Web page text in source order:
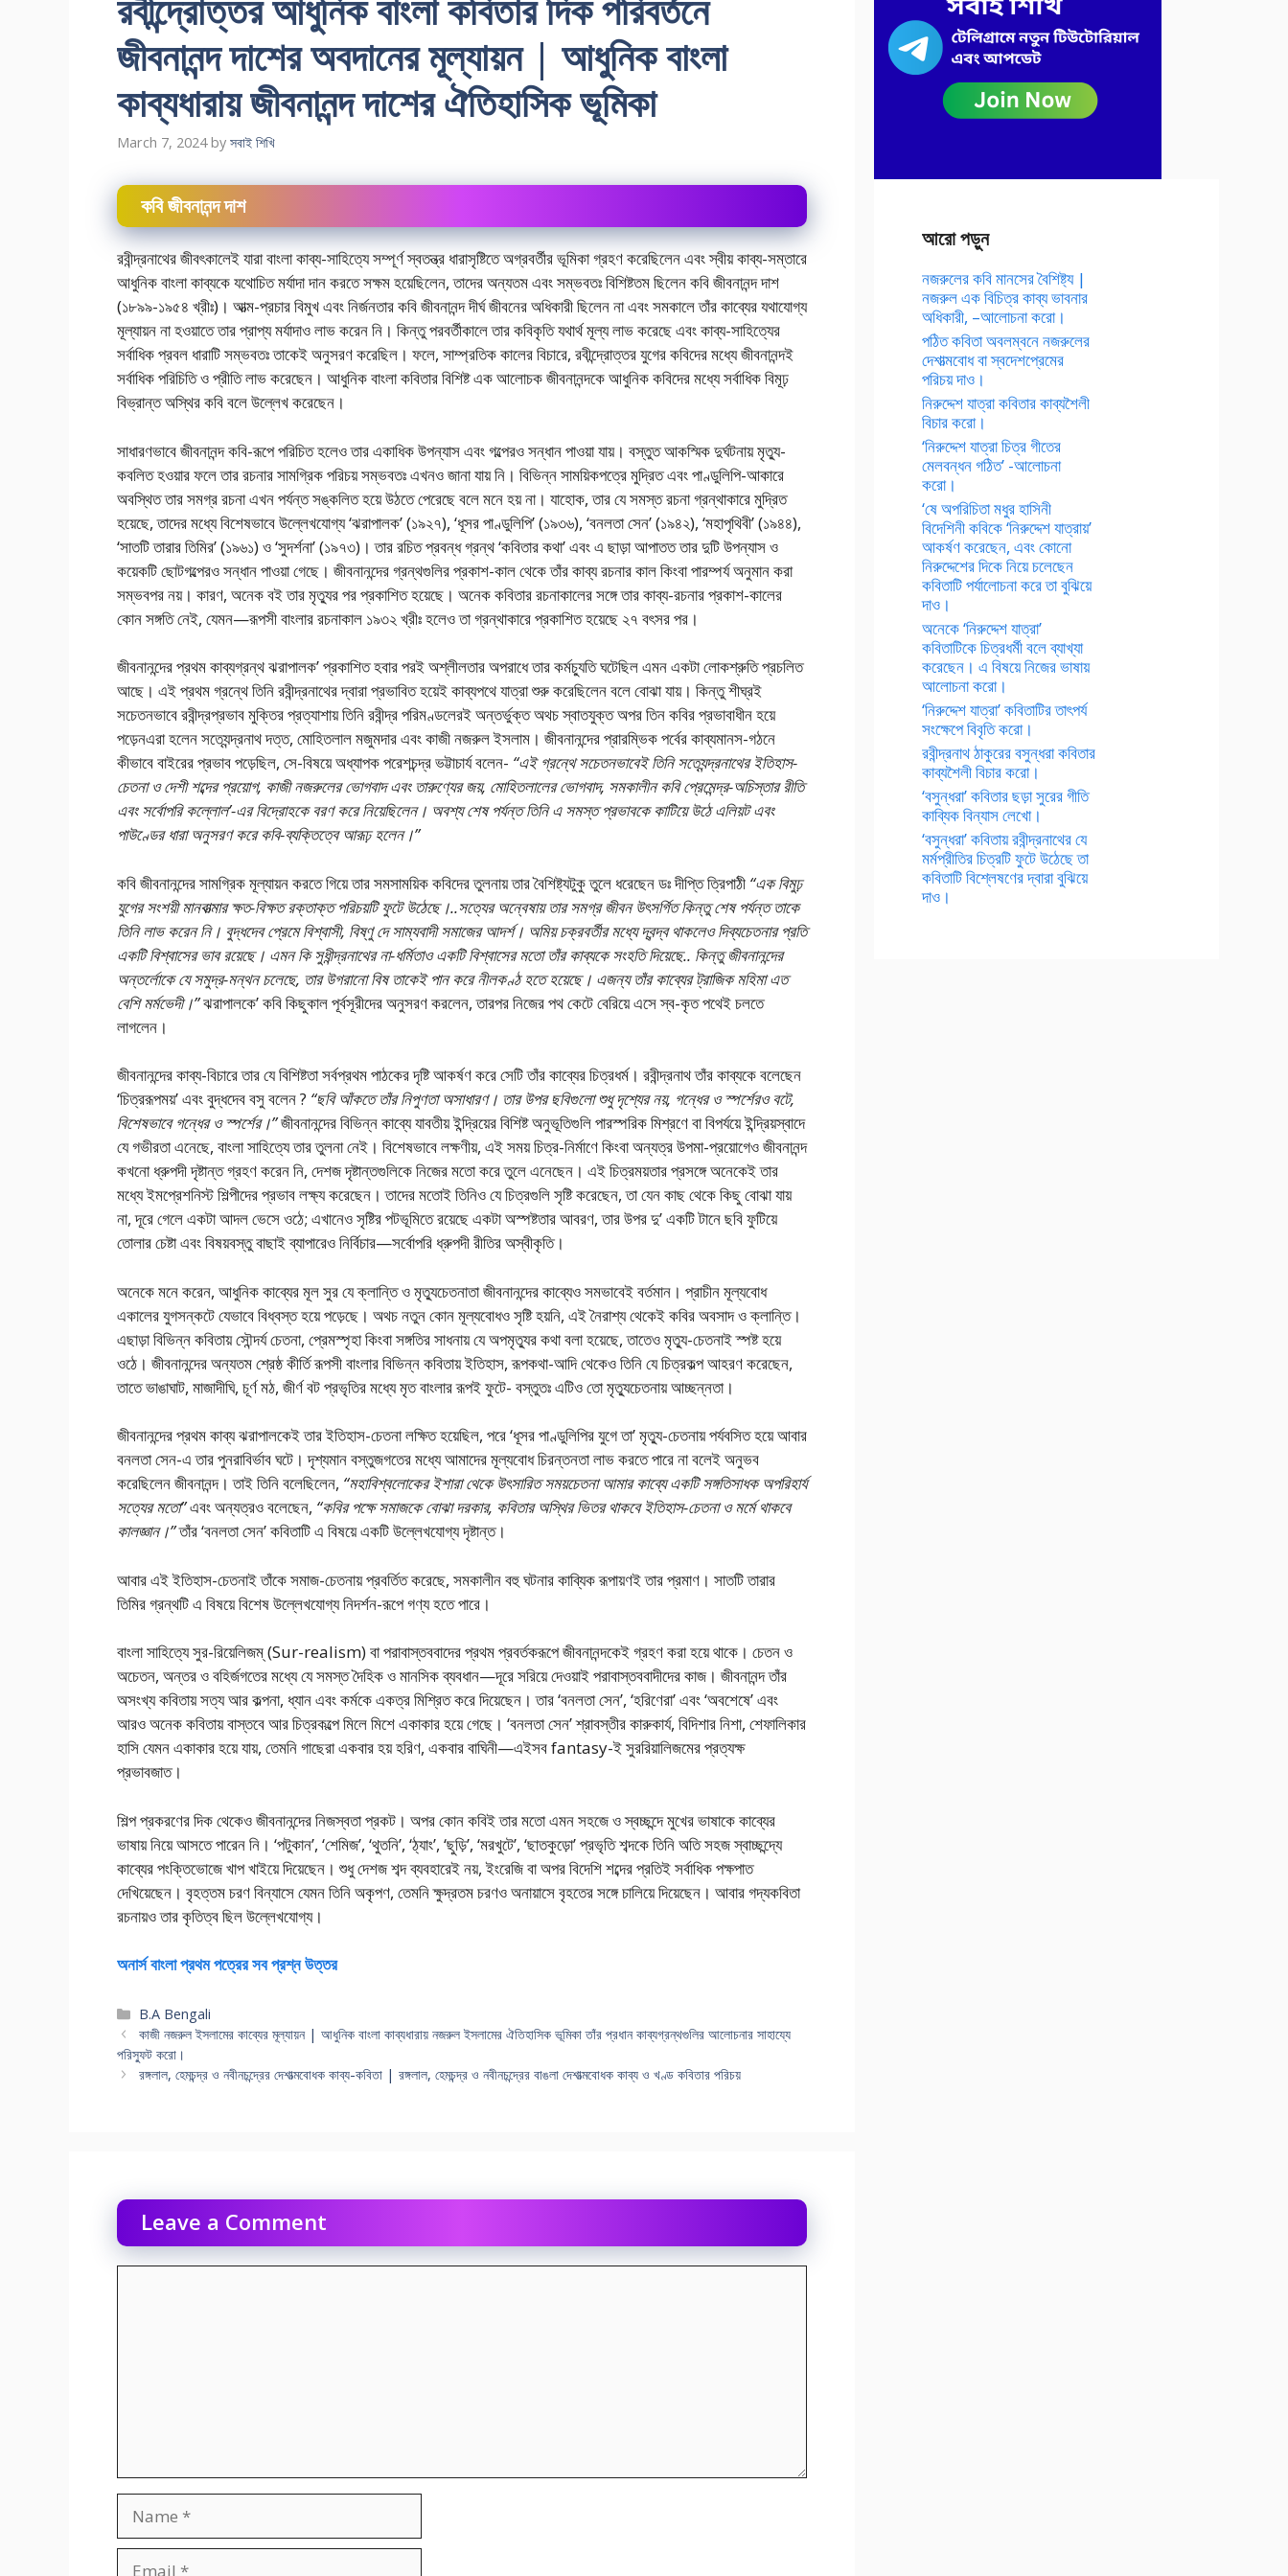
জীবনানন্দ দাশের অবদানের মূল্যায়ন | আধুনিক বাংলা
কাব্যধারায় জীবনানন্দ দাশের ঐতিহাসিক ভূমিকা
March 7, 2024 by সবাই শিখি
কবি জীবনানন্দ দাশ
রবীন্দ্রনাথের জীবৎকালেই যারা বাংলা কাব্য-সাহিত্যে সম্পূর্ণ স্বতন্ত্র ধারাসৃষ্টিতে অগ্রবর্তীর ভূমিকা গ্রহণ করেছিলেন এবং স্বীয় কাব্য-সম্তারে
আধুনিক বাংলা কাব্যকে যথােচিত মর্যাদা দান করতে সক্ষম হয়েছিলেন, তাদের অন্যতম এবং সম্ভবতঃ বিশিষ্টতম ছিলেন কবি জীবনানন্দ দাশ
(১৮৯৯-১৯৫৪ খ্রীঃ)। আত্ম-প্রচার বিমুখ এবং নির্জনতার কবি জীবনানন্দ দীর্ঘ জীবনের অধিকারী ছিলেন না এবং সমকালে তাঁর কাব্যের যথাযােগ্য
মূল্যায়ন না হওয়াতে তার প্রাপ্য মর্যাদাও লাভ করেন নি। কিন্তু পরবর্তীকালে তার কবিকৃতি যথার্থ মূল্য লাভ করেছে এবং কাব্য-সাহিত্যের
সর্বাধিক প্রবল ধারাটি সম্ভবতঃ তাকেই অনুসরণ করেছিল। ফলে, সাম্প্রতিক কালের বিচারে, রবীন্দ্রোত্তর যুগের কবিদের মধ্যে জীবনানন্দই
সর্বাধিক পরিচিতি ও প্রীতি লাভ করেছেন। আধুনিক বাংলা কবিতার বিশিষ্ট এক আলােচক জীবনানন্দকে আধুনিক কবিদের মধ্যে সর্বাধিক বিমূঢ়
বিভ্রান্ত অস্থির কবি বলে উল্লেখ করেছেন।
সাধারণভাবে জীবনানন্দ কবি-রূপে পরিচিত হলেও তার একাধিক উপন্যাস এবং গল্পেরও সন্ধান পাওয়া যায়। বস্তুত আকস্মিক দুর্ঘটনায় মৃত্যু-
কবলিত হওয়ার ফলে তার রচনার সামগ্রিক পরিচয় সম্ভবতঃ এখনও জানা যায় নি। বিভিন্ন সাময়িকপত্রে মুদ্রিত এবং পাণ্ডুলিপি-আকারে
অবস্থিত তার সমগ্র রচনা এখন পর্যন্ত সঙ্কলিত হয়ে উঠতে পেরেছে বলে মনে হয় না। যাহােক, তার যে সমস্ত রচনা গ্রন্থাকারে মুদ্রিত
হয়েছে, তাদের মধ্যে বিশেষভাবে উল্লেখযােগ্য ‘ঝরাপালক’ (১৯২৭), ‘ধূসর পাণ্ডুলিপি’ (১৯৩৬), ‘বনলতা সেন’ (১৯৪২), ‘মহাপৃথিবী’ (১৯৪৪),
‘সাতটি তারার তিমির’ (১৯৬১) ও ‘সুদর্শনা’ (১৯৭৩)। তার রচিত প্রবন্ধ গ্রন্থ ‘কবিতার কথা’ এবং এ ছাড়া আপাতত তার দুটি উপন্যাস ও
কয়েকটি ছােটগল্পেরও সন্ধান পাওয়া গেছে। জীবনানন্দের গ্রন্থগুলির প্রকাশ-কাল থেকে তাঁর কাব্য রচনার কাল কিংবা পারম্পর্য অনুমান করা
সম্ভবপর নয়। কারণ, অনেক বই তার মৃত্যুর পর প্রকাশিত হয়েছে। অনেক কবিতার রচনাকালের সঙ্গে তার কাব্য-রচনার প্রকাশ-কালের
কোন সঙ্গতি নেই, যেমন—রূপসী বাংলার রচনাকাল ১৯৩২ খ্রীঃ হলেও তা গ্রন্থাকারে প্রকাশিত হয়েছে ২৭ বৎসর পর।
জীবনানন্দের প্রথম কাব্যগ্রন্থ ঝরাপালক’ প্রকাশিত হবার পরই অশ্লীলতার অপরাধে তার কর্মচ্যুতি ঘটেছিল এমন একটা লােকশ্রুতি প্রচলিত
আছে। এই প্রথম গ্রন্থে তিনি রবীন্দ্রনাথের দ্বারা প্রভাবিত হয়েই কাব্যপথে যাত্রা শুরু করেছিলেন বলে বােঝা যায়। কিন্তু শীঘ্রই
সচেতনভাবে রবীন্দ্রপ্রভাব মুক্তির প্রত্যাশায় তিনি রবীন্দ্র পরিমণ্ডলেরই অন্তর্ভুক্ত অথচ স্বাতযুক্ত অপর তিন কবির প্রভাবাধীন হয়ে
পড়েনএরা হলেন সত্যেন্দ্রনাথ দত্ত, মােহিতলাল মজুমদার এবং কাজী নজরুল ইসলাম। জীবনানন্দের প্রারম্ভিক পর্বের কাব্যমানস-গঠনে
কীভাবে বাইরের প্রভাব পড়েছিল, সে-বিষয়ে অধ্যাপক পরেশচন্দ্র ভট্টাচার্য বলেন- “এই গ্রন্থে সচেতনভাবেই তিনি সত্যেন্দ্রনাথের ইতিহাস-
চেতনা ও দেশী শব্দের প্রয়ােগ, কাজী নজরুলের ভােগবাদ এবং তারুণ্যের জয়, মােহিতলালের ভােগবাদ, সমকালীন কবি প্রেমেন্দ্র-অচিস্তার রীতি
এবং সর্বোপরি কল্লোল’-এর বিদ্রোহকে বরণ করে নিয়েছিলেন। অবশ্য শেষ পর্যন্ত তিনি এ সমস্ত প্রভাবকে কাটিয়ে উঠে এলিয়ট এবং
পাউণ্ডের ধারা অনুসরণ করে কবি-ব্যক্তিত্বে আরূঢ় হলেন।”
কবি জীবনানন্দের সামগ্রিক মূল্যায়ন করতে গিয়ে তার সমসাময়িক কবিদের তুলনায় তার বৈশিষ্ট্যটুকু তুলে ধরেছেন ডঃ দীপ্তি ত্রিপাঠী “এক বিমুঢ়
যুগের সংশয়ী মানবাত্মার ক্ষত-বিক্ষত রক্তাক্ত পরিচয়টি ফুটে উঠেছে।..সত্যের অন্বেষায় তার সমগ্র জীবন উৎসর্গিত কিন্তু শেষ পর্যন্ত তাকে
তিনি লাভ করেন নি। বুদ্ধদেব প্রেমে বিশ্বাসী, বিষ্ণু দে সাম্যবাদী সমাজের আদর্শ। অমিয় চক্রবর্তীর মধ্যে দ্বন্দ্ব থাকলেও দিব্যচেতনার প্রতি
একটি বিশ্বাসের ভাব রয়েছে। এমন কি সুধীন্দ্রনাথের না-ধর্মিতাও একটি বিশ্বাসের মতাে তাঁর কাব্যকে সংহতি দিয়েছে.. কিন্তু জীবনানন্দের
অন্তর্লোকে যে সমুদ্র-মন্থন চলেছে, তার উগরানাে বিষ তাকেই পান করে নীলকণ্ঠ হতে হয়েছে। এজন্য তাঁর কাব্যের ট্রাজিক মহিমা এত
বেশি মর্মভেদী।”ঝরাপালকে’ কবি কিছুকাল পূর্বসূরীদের অনুসরণ করলেন, তারপর নিজের পথ কেটে বেরিয়ে এসে স্ব-কৃত পথেই চলতে
লাগলেন।
জীবনানন্দের কাব্য-বিচারে তার যে বিশিষ্টতা সর্বপ্রথম পাঠকের দৃষ্টি আকর্ষণ করে সেটি তাঁর কাব্যের চিত্রধর্ম। রবীন্দ্রনাথ তাঁর কাব্যকে বলেছেন
‘চিত্ররূপময়’ এবং বুদ্ধদেব বসু বলেন ? “ছবি আঁকতে তাঁর নিপুণতা অসাধারণ। তার উপর ছবিগুলাে শুধু দৃশ্যের নয়, গন্ধের ও স্পর্শেরও বটে,
বিশেষভাবে গন্ধের ও স্পর্শের।”জীবনানন্দের বিভিন্ন কাব্যে যাবতীয় ইন্দ্রিয়ের বিশিষ্ট অনুভূতিগুলি পারস্পরিক মিশ্রণে বা বিপর্যয়ে ইন্দ্রিয়স্বাদে
যে গভীরতা এনেছে, বাংলা সাহিত্যে তার তুলনা নেই। বিশেষভাবে লক্ষণীয়, এই সময় চিত্র-নির্মাণে কিংবা অন্যত্র উপমা-প্রয়ােগেও জীবনানন্দ
কখনাে ধ্রুপদী দৃষ্টান্ত গ্রহণ করেন নি, দেশজ দৃষ্টান্তগুলিকে নিজের মতাে করে তুলে এনেছেন। এই চিত্রময়তার প্রসঙ্গে অনেকেই তার
মধ্যে ইমপ্রেশনিস্ট শিল্পীদের প্রভাব লক্ষ্য করেছেন। তাদের মতােই তিনিও যে চিত্রগুলি সৃষ্টি করেছেন, তা যেন কাছ থেকে কিছু বােঝা যায়
না, দূরে গেলে একটা আদল ভেসে ওঠে; এখানেও সৃষ্টির পটভূমিতে রয়েছে একটা অস্পষ্টতার আবরণ, তার উপর দু’ একটি টানে ছবি ফুটিয়ে
তােলার চেষ্টা এবং বিষয়বস্তু বাছাই ব্যাপারেও নির্বিচার—সর্বোপরি ধ্রুপদী রীতির অস্বীকৃতি।
অনেকে মনে করেন, আধুনিক কাব্যের মূল সুর যে ক্লান্তি ও মৃত্যুচেতনাতা জীবনানন্দের কাব্যেও সমভাবেই বর্তমান। প্রাচীন মূল্যবােধ
একালের যুগসন্কটে যেভাবে বিধ্বস্ত হয়ে পড়েছে। অথচ নতুন কোন মূল্যবােধও সৃষ্টি হয়নি, এই নৈরাশ্য থেকেই কবির অবসাদ ও ক্লান্তি।
এছাড়া বিভিন্ন কবিতায় সৌন্দর্য চেতনা, প্রেমস্পৃহা কিংবা সঙ্গতির সাধনায় যে অপমৃত্যুর কথা বলা হয়েছে, তাতেও মৃত্যু-চেতনাই স্পষ্ট হয়ে
ওঠে। জীবনানন্দের অন্যতম শ্রেষ্ঠ কীর্তি রূপসী বাংলার বিভিন্ন কবিতায় ইতিহাস, রূপকথা-আদি থেকেও তিনি যে চিত্রকল্প আহরণ করেছেন,
তাতে ভাঙাঘাট, মাজাদীঘি, চূর্ণ মঠ, জীর্ণ বট প্রভৃতির মধ্যে মৃত বাংলার রূপই ফুটে- বস্তুতঃ এটিও তাে মৃত্যুচেতনায় আচ্ছন্নতা।
জীবনানন্দের প্রথম কাব্য ঝরাপালকেই তার ইতিহাস-চেতনা লক্ষিত হয়েছিল, পরে ‘ধূসর পাণ্ডুলিপির যুগে তা’ মৃত্যু-চেতনায় পর্যবসিত হয়ে আবার
বনলতা সেন-এ তার পুনরাবির্ভাব ঘটে। দৃশ্যমান বস্তুজগতের মধ্যে আমাদের মূল্যবােধ চিরন্তনতা লাভ করতে পারে না বলেই অনুভব
করেছিলেন জীবনানন্দ। তাই তিনি বলেছিলেন, “মহাবিশ্বলােকের ইশারা থেকে উৎসারিত সময়চেতনা আমার কাব্যে একটি সঙ্গতিসাধক অপরিহার্য
সত্যের মতাে”এবং অন্যত্রও বলেছেন, “কবির পক্ষে সমাজকে বােঝা দরকার, কবিতার অস্থির ভিতর থাকবে ইতিহাস-চেতনা ও মর্মে থাকবে
কালজ্ঞান।”তাঁর ‘বনলতা সেন’ কবিতাটি এ বিষয়ে একটি উল্লেখযােগ্য দৃষ্টান্ত।
আবার এই ইতিহাস-চেতনাই তাঁকে সমাজ-চেতনায় প্রবর্তিত করেছে, সমকালীন বহু ঘটনার কাব্যিক রূপায়ণই তার প্রমাণ। সাতটি তারার
তিমির গ্রন্থটি এ বিষয়ে বিশেষ উল্লেখযোগ্য নিদর্শন-রূপে গণ্য হতে পারে।
বাংলা সাহিত্যে সুর-রিয়েলিজম্ (Sur-realism) বা পরাবাস্তববাদের প্রথম প্রবর্তকরূপে জীবনানন্দকেই গ্রহণ করা হয়ে থাকে। চেতন ও
অচেতন, অন্তর ও বহির্জগতের মধ্যে যে সমস্ত দৈহিক ও মানসিক ব্যবধান—দূরে সরিয়ে দেওয়াই পরাবাস্তববাদীদের কাজ। জীবনানন্দ তাঁর
অসংখ্য কবিতায় সত্য আর কল্পনা, ধ্যান এবং কর্মকে একত্র মিশ্রিত করে দিয়েছেন। তার ‘বনলতা সেন’, ‘হরিণেরা’ এবং ‘অবশেষে’ এবং
আরও অনেক কবিতায় বাস্তবে আর চিত্রকল্পে মিলে মিশে একাকার হয়ে গেছে। ‘বনলতা সেন’ শ্রাবস্তীর কারুকার্য, বিদিশার নিশা, শেফালিকার
হাসি যেমন একাকার হয়ে যায়, তেমনি গাছেরা একবার হয় হরিণ, একবার বাঘিনী—এইসব fantasy-ই সুররিয়ালিজমের প্রত্যক্ষ
প্রভাবজাত।
শিল্প প্রকরণের দিক থেকেও জীবনানন্দের নিজস্বতা প্রকট। অপর কোন কবিই তার মতাে এমন সহজে ও স্বচ্ছন্দে মুখের ভাষাকে কাব্যের
ভাষায় নিয়ে আসতে পারেন নি। ‘পটুকান’, ‘শেমিজ’, ‘থুতনি’, ‘ঠ্যাং’, ‘ছুড়ি’, ‘মরখুটে’, ‘ছাতকুড়াে’ প্রভৃতি শব্দকে তিনি অতি সহজ স্বাচ্ছন্দ্যে
কাব্যের পংক্তিভােজে খাপ খাইয়ে দিয়েছেন। শুধু দেশজ শব্দ ব্যবহারেই নয়, ইংরেজি বা অপর বিদেশি শব্দের প্রতিই সর্বাধিক পক্ষপাত
দেখিয়েছেন। বৃহত্তম চরণ বিন্যাসে যেমন তিনি অকৃপণ, তেমনি ক্ষুদ্রতম চরণও অনায়াসে বৃহতের সঙ্গে চালিয়ে দিয়েছেন। আবার গদ্যকবিতা
রচনায়ও তার কৃতিত্ব ছিল উল্লেখযােগ্য।
অনার্স বাংলা প্রথম পত্রের সব প্রশ্ন উত্তর
Categories
B.A Bengali
কাজী নজরুল ইসলামের কাব্যের মূল্যায়ন | আধুনিক বাংলা কাব্যধারায় নজরুল ইসলামের ঐতিহাসিক ভূমিকা তাঁর প্রধান কাব্যগ্রন্থগুলির আলােচনার সাহায্যে
পরিস্ফুট করো।
রঙ্গলাল, হেমচন্দ্র ও নবীনচন্দ্রের দেশাত্মবােধক কাব্য-কবিতা | রঙ্গলাল, হেমচন্দ্র ও নবীনচন্দ্রের বাঙলা দেশাত্মবােধক কাব্য ও খণ্ড কবিতার পরিচয়
Leave a Comment
আরো পড়ুন
নজরুলের কবি মানসের বৈশিষ্ট্য |
নজরুল এক বিচিত্র কাব্য ভাবনার
অধিকারী, –আলোচনা করো।
পঠিত কবিতা অবলম্বনে নজরুলের
দেশাত্মবোধ বা স্বদেশপ্রেমের
পরিচয় দাও।
নিরুদ্দেশ যাত্রা কবিতার কাব্যশৈলী
বিচার করো।
‘নিরুদ্দেশ যাত্রা চিত্র গীতের
মেলবন্ধন গঠিত’ -আলোচনা
করো।
‘ষে অপরিচিতা মধুর হাসিনী
বিদেশিনী কবিকে ‘নিরুদ্দেশ যাত্রায়’
আকর্ষণ করেছেন, এবং কোনো
নিরুদ্দেশের দিকে নিয়ে চলেছেন
কবিতাটি পর্যালোচনা করে তা বুঝিয়ে
দাও।
অনেকে ‘নিরুদ্দেশ যাত্রা’
কবিতাটিকে চিত্রধর্মী বলে ব্যাখ্যা
করেছেন। এ বিষয়ে নিজের ভাষায়
আলোচনা করো।
‘নিরুদ্দেশ যাত্রা’ কবিতাটির তাৎপর্য
সংক্ষেপে বিবৃতি করো।
রবীন্দ্রনাথ ঠাকুরের বসুন্ধরা কবিতার
কাব্যশৈলী বিচার করো।
‘বসুন্ধরা’ কবিতার ছড়া সুরের গীতি
কাব্যিক বিন্যাস লেখো।
‘বসুন্ধরা’ কবিতায় রবীন্দ্রনাথের যে
মর্মপ্রীতির চিত্রটি ফুটে উঠেছে তা
কবিতাটি বিশ্লেষণের দ্বারা বুঝিয়ে
দাও।